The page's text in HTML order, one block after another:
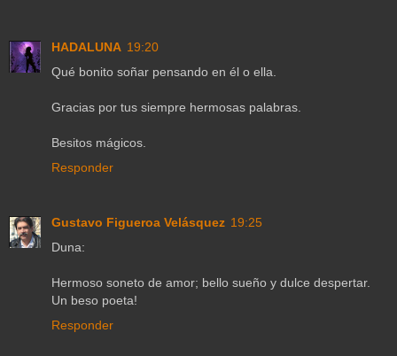
HADALUNA 19:20
Qué bonito soñar pensando en él o ella.
Gracias por tus siempre hermosas palabras.
Besitos mágicos.
Responder
Gustavo Figueroa Velásquez 19:25
Duna:
Hermoso soneto de amor; bello sueño y dulce despertar.
Un beso poeta!
Responder